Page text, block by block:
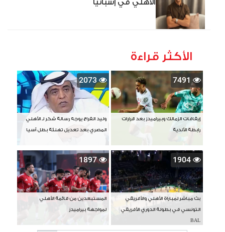
الأهلي في إسبانيا
الأكثر قراءة
7491
إيقافات الزمالك وبيراميدز بعد قرارات
رابطة الأندية
2073
وليد الفراج يوجه رسالة شكر لـ الأهلي
المصري بعد تعديل تهنئة بطل آسيا
1904
بث مباشر لمباراة الأهلي والأفريقي
التونسي في بطولة الدوري الأفريقي
BAL
1897
المستبعدين من قائمة الأهلي
لمواجهة بيراميدز